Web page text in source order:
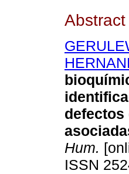
Abstract
Hum.
ISSN